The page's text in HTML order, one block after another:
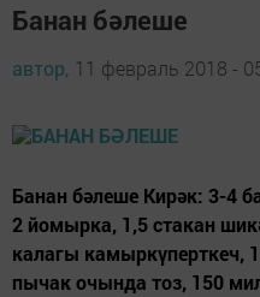
Банан бәлеше
автор, 11 февраль 2018 -
Банан бәлеше Кирәк: 3-4
2 йомырка, 1,5 стакан
калагы камыркүперткеч,
пычак очында тоз, 150